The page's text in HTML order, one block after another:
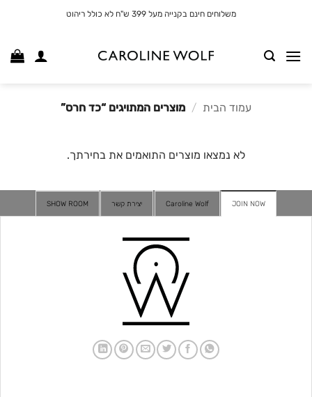
משלוחים חינם בקנייה מעל 399 ש"ח לא כולל ריהוט
עמוד הבית / מוצרים המתויגים “כד חרס”
לא נמצאו מוצרים התואמים את בחירתך.
JOIN NOW
Caroline Wolf יצירת קשר SHOW ROOM